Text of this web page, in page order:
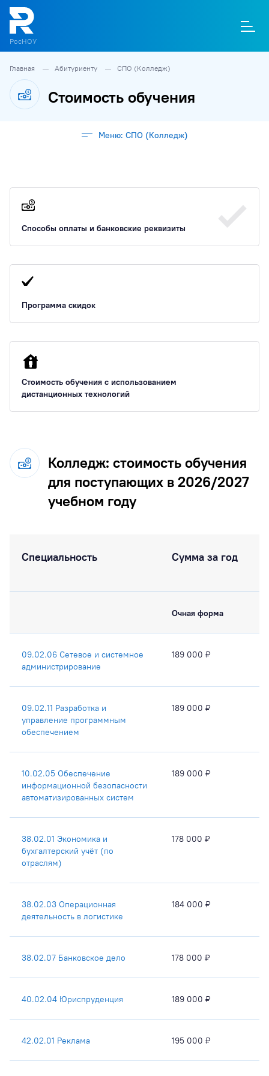
О
РосНОУ
Главная Абитуриенту СПО (Колледж)
Стоимость обучения
Меню: СПО (Колледж)
Способы оплаты и банковские реквизиты
Программа скидок
Стоимость обучения с использованием
дистанционных технологий
Колледж: стоимость обучения
для поступающих в 2026/2027
учебном году
Специальность Сумма за год
Очная форма
09.02.06 Сетевое и системное
администрирование
189 000 ₽
09.02.11 Разработка и
управление программным
обеспечением
189 000 ₽
10.02.05 Обеспечение
информационной безопасности
автоматизированных систем
189 000 ₽
38.02.01 Экономика и
бухгалтерский учёт (по
отраслям)
178 000 ₽
38.02.03 Операционная
деятельность в логистике
184 000 ₽
38.02.07 Банковское дело 178 000 ₽
40.02.04 Юриспруденция 189 000 ₽
42.02.01 Реклама 195 000 ₽